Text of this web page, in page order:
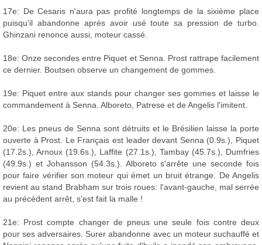
17e: De Cesaris n'aura pas profité longtemps de la sixième place
puisqu'il abandonne après avoir usé toute sa pression de turbo.
Ghinzani renonce aussi, moteur cassé.
18e: Onze secondes entre Piquet et Senna. Prost rattrape facilement
ce dernier. Boutsen observe un changement de gommes.
19e: Piquet entre aux stands pour changer ses gommes et laisse le
commandement à Senna. Alboreto, Patrese et de Angelis l'imitent.
20e: Les pneus de Senna sont détruits et le Brésilien laisse la porte
ouverte à Prost. Le Français est leader devant Senna (0.9s.), Piquet
(17.2s.), Arnoux (19.6s.), Laffite (27.1s.), Tambay (45.7s.), Dumfries
(49.9s.) et Johansson (54.3s.). Alboreto s'arrête une seconde fois
pour faire vérifier son moteur qui émet un bruit étrange. De Angelis
revient au stand Brabham sur trois roues: l'avant-gauche, mal serrée
au précédent arrêt, s'est fait la malle !
21e: Prost compte changer de pneus une seule fois contre deux
pour ses adversaires. Surer abandonne avec un moteur suchauffé et